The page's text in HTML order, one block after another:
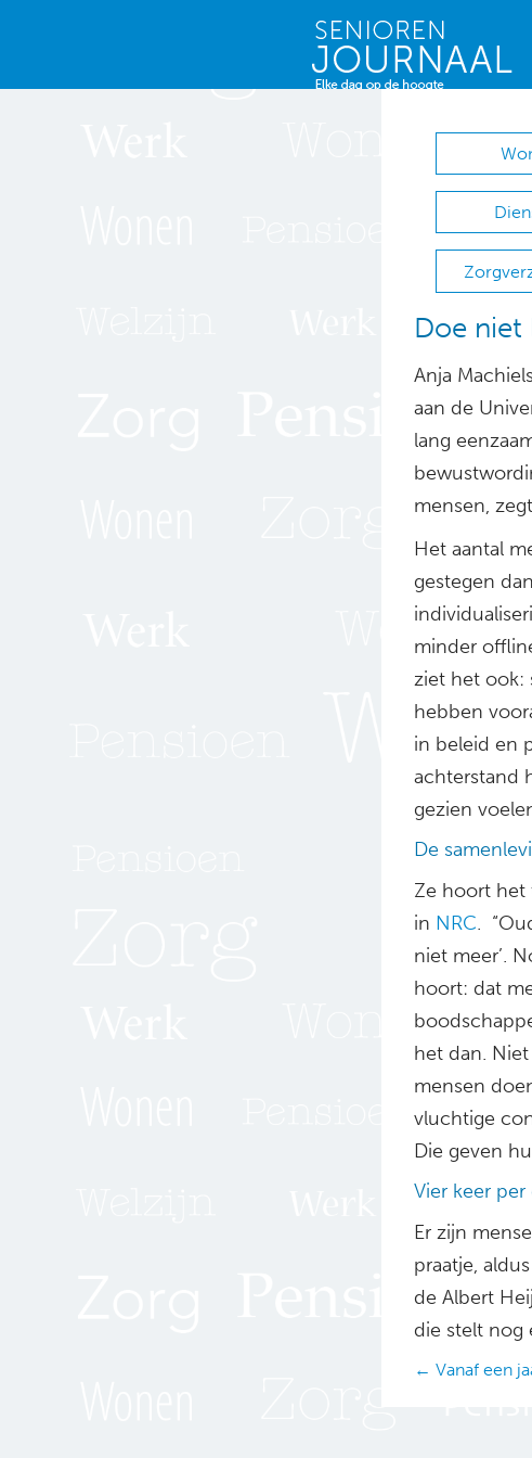
Doe niet
Anja
aan de
lang
mensen,
Het aantal
gestegen
minder
ziet het ook:
hebben
in beleid en
achterstand
gezien
De
Ze hoort het
in NRC.
niet meer’.
hoort: dat
het dan. Niet
mensen
vluchtige
Die geven
Vier keer
Er zijn
praatje,
de Albert
die stelt nog
Posts
← Vanaf een